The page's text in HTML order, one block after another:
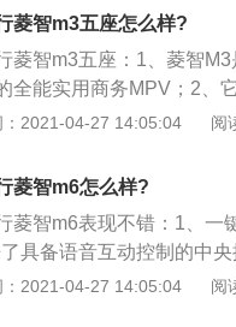
说车重每下降10％，油耗
倍油。不正确的驾驶习惯
等红灯、变换车道时，急
菱智m3五座怎么样?
菱智m3五座：1、菱智
全能实用商务MPV；2、
5座\/7座\/9座3种座椅布
滑轨独立等。
：2021-04-27 14:05:04 阅
菱智m6怎么样?
菱智m6表现不错：1、一
具备语音互动控制的中
互联功能，蓝牙控制系统
：2021-04-27 14:05:04 阅